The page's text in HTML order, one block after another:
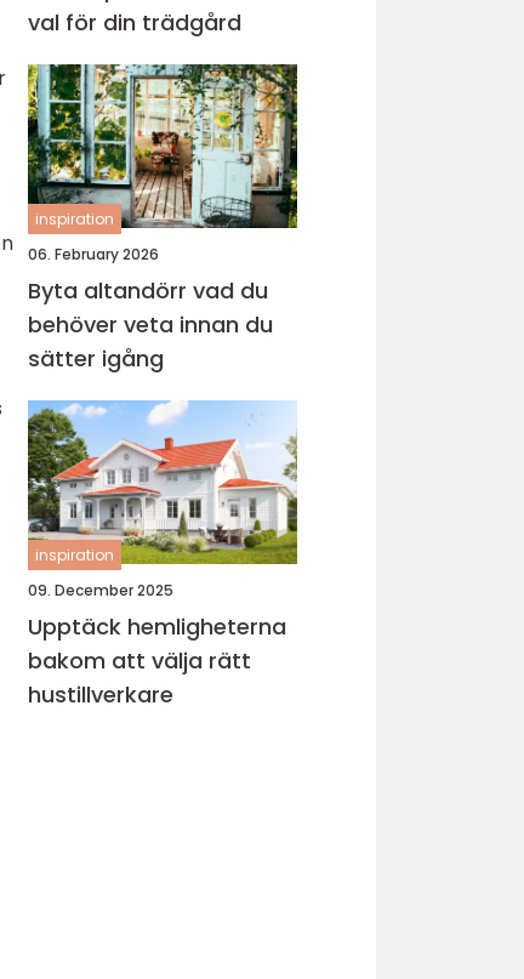
val för din trädgård
inspiration
06. February 2026
Byta altandörr vad du
behöver veta innan du
sätter igång
inspiration
09. December 2025
Upptäck hemligheterna
bakom att välja rätt
hustillverkare